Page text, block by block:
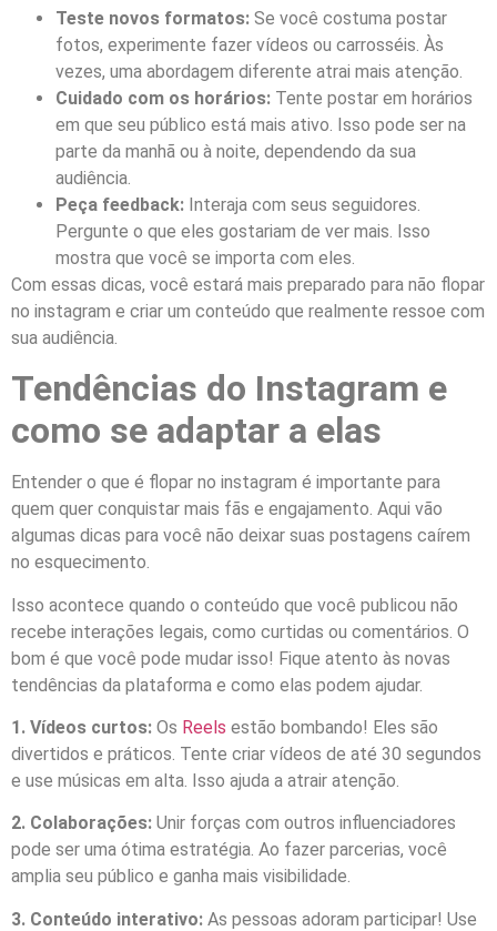
Teste novos formatos: Se você costuma postar
fotos, experimente fazer vídeos ou carrosséis. Às
vezes, uma abordagem diferente atrai mais atenção.
Cuidado com os horários: Tente postar em horários
em que seu público está mais ativo. Isso pode ser na
parte da manhã ou à noite, dependendo da sua
audiência.
Peça feedback: Interaja com seus seguidores.
Pergunte o que eles gostariam de ver mais. Isso
mostra que você se importa com eles.
Com essas dicas, você estará mais preparado para não flopar
no instagram e criar um conteúdo que realmente ressoe com
sua audiência.
Tendências do Instagram e
como se adaptar a elas
Entender o que é flopar no instagram é importante para
quem quer conquistar mais fãs e engajamento. Aqui vão
algumas dicas para você não deixar suas postagens caírem
no esquecimento.
Isso acontece quando o conteúdo que você publicou não
recebe interações legais, como curtidas ou comentários. O
bom é que você pode mudar isso! Fique atento às novas
tendências da plataforma e como elas podem ajudar.
1. Vídeos curtos: Os Reels estão bombando! Eles são
divertidos e práticos. Tente criar vídeos de até 30 segundos
e use músicas em alta. Isso ajuda a atrair atenção.
2. Colaborações: Unir forças com outros influenciadores
pode ser uma ótima estratégia. Ao fazer parcerias, você
amplia seu público e ganha mais visibilidade.
3. Conteúdo interativo: As pessoas adoram participar! Use